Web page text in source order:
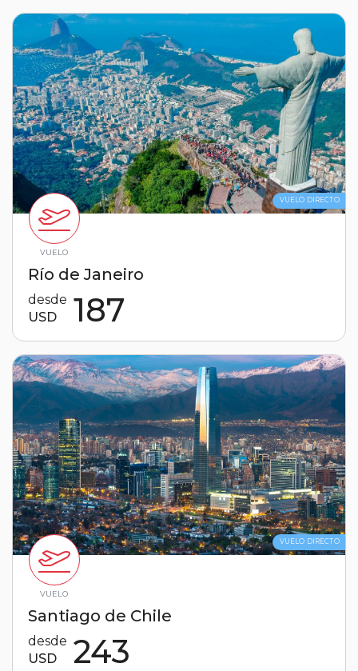
VUELO
VUELO DIRECTO
Río de Janeiro
desde
USD
187
VUELO
VUELO DIRECTO
Santiago de Chile
desde
USD
243